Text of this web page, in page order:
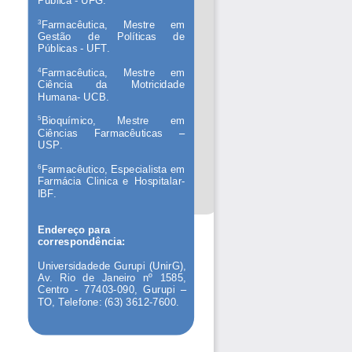
3 Farmacêutica, Mestre
em
Gestão
de Políticas
de
Públicas - UFT.
4 Farmacêutica, Mestre
em
Ciência
da
Motricidade
Humana- UCB.
5 Bioquímico, Mestre
em
Ciências
Farmacêuticas
–
USP.
6 Farmacêutico, Especialista em
Farmácia  Clinica  e  Hospitalar-
IBF.
Endereço para
correspondência:
Universidadede Gurupi  (UnirG),
Av.   Rio   de   Janeiro   nº   1585,
Centro - 77403-090,  Gurupi –
TO, Telefone: (63) 3612-7600.